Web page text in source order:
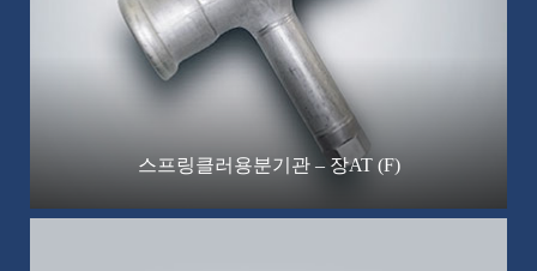
스프링클러용분기관 – 장AT (F)